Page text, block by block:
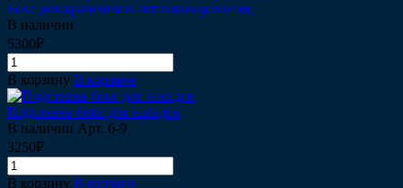
Бокс для хранения и автоклавирования.
В наличии
5300₽
В корзину В корзине
Подставка-бокс для насадок
В наличии Арт. 6-9
3250₽
В корзину В корзине